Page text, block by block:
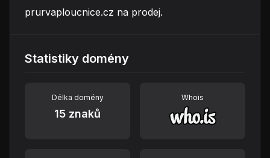
prurvaploucnice.cz na prodej.
Statistiky domény
Délka domény
15 znaků
Whois